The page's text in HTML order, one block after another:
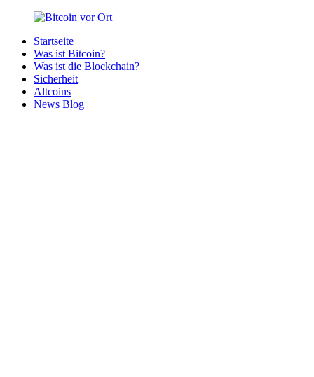
Zurück
Inhalt
Bitcoin
Bitcoins
deiner
Region
Startseite
Was ist Bitcoin?
Was ist die Blockchain?
Sicherheit
Altcoins
News Blog